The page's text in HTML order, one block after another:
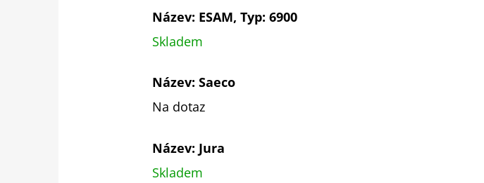
Název: ESAM, Typ: 6900
Skladem
Název: Saeco
Na dotaz
Název: Jura
Skladem